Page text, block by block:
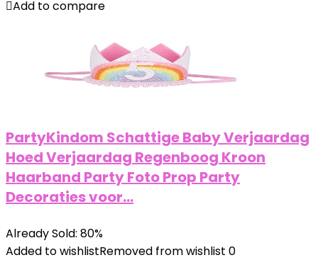
Add to compare
PartyKindom Schattige Baby Verjaardag
Hoed Verjaardag Regenboog Kroon
Haarband Party Foto Prop Party
Decoraties voor…
Already Sold: 80%
Added to wishlistRemoved from wishlist 0